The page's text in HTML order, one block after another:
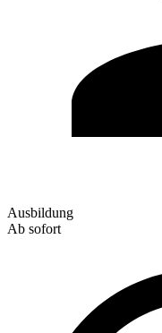
Ausbildung
Ab sofort